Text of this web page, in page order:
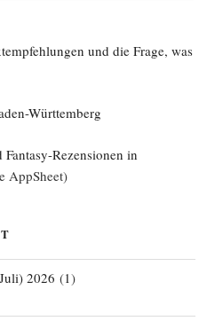
und die Frage, was
Württemberg
Rezensionen in
AppSheet)
2026 (1)